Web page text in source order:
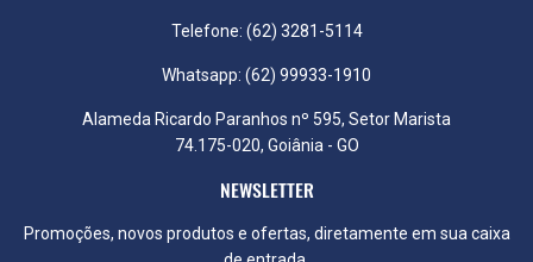
Telefone: (62) 3281-5114
Whatsapp: (62) 99933-1910
Alameda Ricardo Paranhos nº 595, Setor Marista
74.175-020, Goiânia - GO
NEWSLETTER
Promoções, novos produtos e ofertas, diretamente em sua caixa